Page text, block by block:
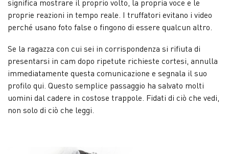
significa mostrare il proprio volto, la propria voce e le
proprie reazioni in tempo reale. I truffatori evitano i video
perché usano foto false o fingono di essere qualcun altro.
Se la ragazza con cui sei in corrispondenza si rifiuta di
presentarsi in cam dopo ripetute richieste cortesi, annulla
immediatamente questa comunicazione e segnala il suo
profilo qui. Questo semplice passaggio ha salvato molti
uomini dal cadere in costose trappole. Fidati di ciò che vedi,
non solo di ciò che leggi.